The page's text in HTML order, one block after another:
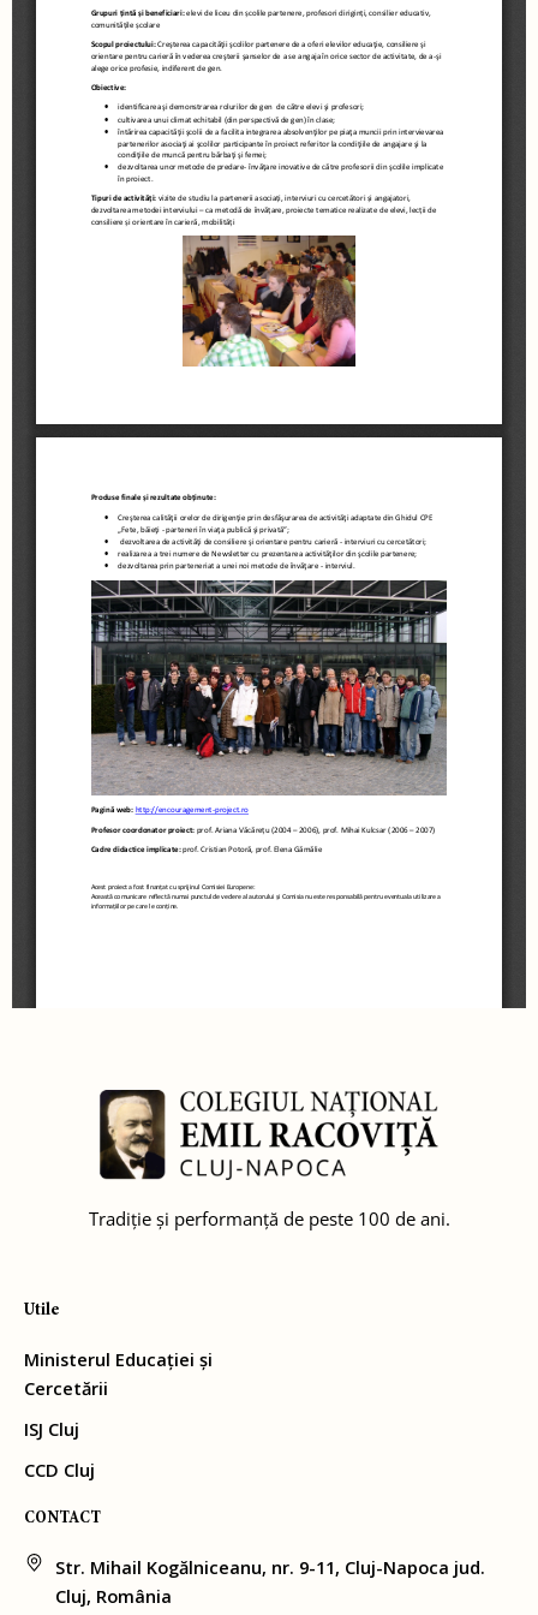
Tradiție și performanță de peste 100 de ani.
Utile
Ministerul Educației și
Cercetării
ISJ Cluj
CCD Cluj
CONTACT
Str. Mihail Kogălniceanu, nr. 9-11, Cluj-Napoca jud.
Cluj, România